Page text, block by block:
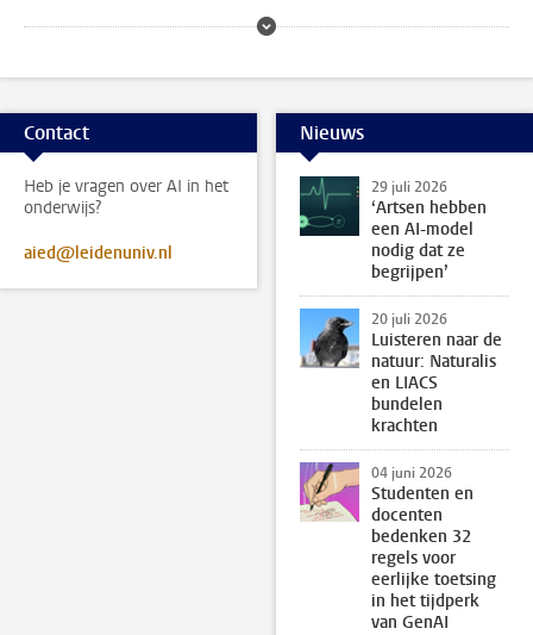
Contact
Heb je vragen over AI in het
onderwijs?
aied@leidenuniv.nl
Nieuws
29 juli 2026
‘Artsen hebben
een AI-model
nodig dat ze
begrijpen’
20 juli 2026
Luisteren naar de
natuur: Naturalis
en LIACS
bundelen
krachten
04 juni 2026
Studenten en
docenten
bedenken 32
regels voor
eerlijke toetsing
in het tijdperk
van GenAI